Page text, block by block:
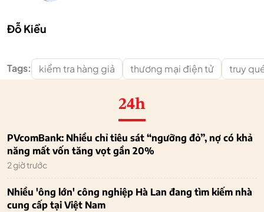
Đỗ Kiều
Tags: kiểm tra hàng giả thương mại điện tử truy
24h
PVcomBank: Nhiều chỉ tiêu sát “ngưỡng đỏ”, nợ có khả
năng mất vốn tăng vọt gần 20%
2 giờ trước
Nhiều 'ông lớn' công nghiệp Hà Lan đang tìm kiếm nhà
cung cấp tại Việt Nam